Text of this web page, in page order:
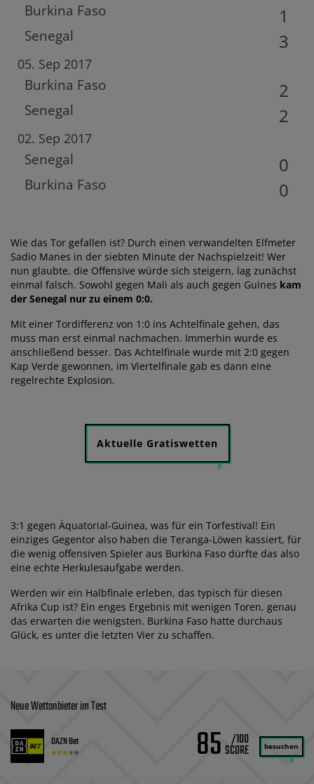
Burkina Faso
Senegal
1
3
05. Sep 2017
Burkina Faso
Senegal
2
2
02. Sep 2017
Senegal
Burkina Faso
0
0
Wie das Tor gefallen ist? Durch einen verwandelten Elfmeter
Sadio Manes in der siebten Minute der Nachspielzeit! Wer
nun glaubte, die Offensive würde sich steigern, lag zunächst
einmal falsch. Sowohl gegen Mali als auch gegen Guines kam
der Senegal nur zu einem 0:0.
Mit einer Tordifferenz von 1:0 ins Achtelfinale gehen, das
muss man erst einmal nachmachen. Immerhin wurde es
anschließend besser. Das Achtelfinale wurde mit 2:0 gegen
Kap Verde gewonnen, im Viertelfinale gab es dann eine
regelrechte Explosion.
Aktuelle Gratiswetten
3:1 gegen Äquatorial-Guinea, was für ein Torfestival! Ein
einziges Gegentor also haben die Teranga-Löwen kassiert, für
die wenig offensiven Spieler aus Burkina Faso dürfte das also
eine echte Herkulesaufgabe werden.
Werden wir ein Halbfinale erleben, das typisch für diesen
Afrika Cup ist? Ein enges Ergebnis mit wenigen Toren, genau
das erwarten die wenigsten. Burkina Faso hatte durchaus
Glück, es unter die letzten Vier zu schaffen.
Neue Wettanbieter im Test
DAZN Bet 85 /100 besuchen